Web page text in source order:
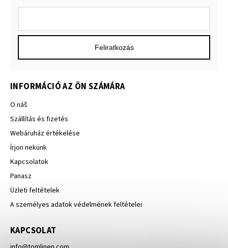
INFORMÁCIÓ AZ ÖN SZÁMÁRA
O náš
Szállítás és fizetés
Webáruház értékelése
Írjon nekünk
Kapcsolatok
Panasz
Üzleti feltételek
A személyes adatok védelmének feltételei
Feliratkozás
KAPCSOLAT